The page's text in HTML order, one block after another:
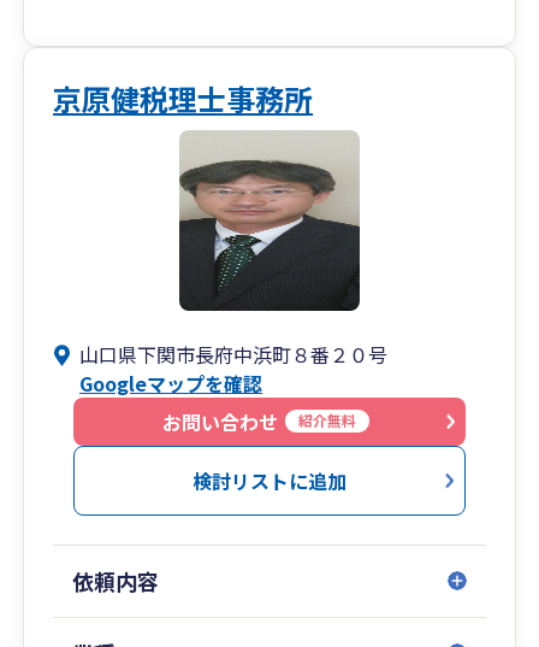
京原健税理士事務所
山口県下関市長府中浜町８番２０号
Googleマップを確認
お問い合わせ
紹介無料
検討リストに追加
依頼内容